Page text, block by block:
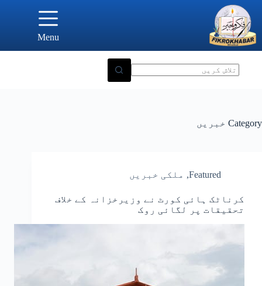
content
Menu
Category خبریں
Featured
, ملکی خبریں
کرناٹک ہائی کورٹ نے وزیرخزانہ کے خلاف
تحقیقات پر لگائی روک